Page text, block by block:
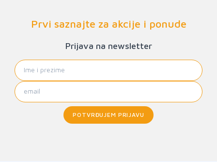
Prvi saznajte za akcije i ponude
Prijava na newsletter
POTVRĐUJEM PRIJAVU